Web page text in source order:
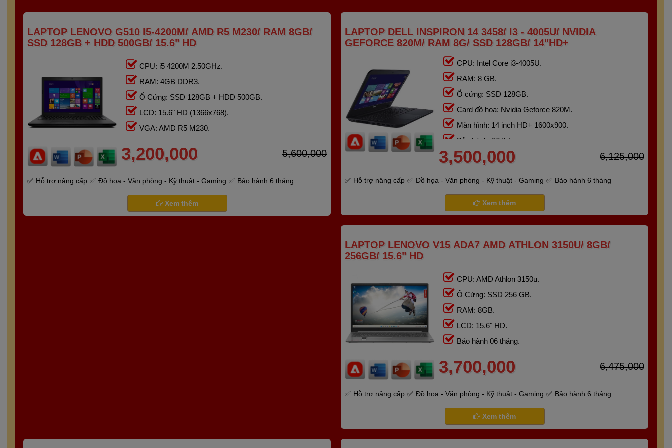
LAPTOP LENOVO G510 I5-4200M/ AMD R5 M230/ RAM 8GB/
SSD 128GB + HDD 500GB/ 15.6" HD
CPU: i5 4200M 2.50GHz.
RAM: 4GB DDR3.
Ổ Cứng: SSD 128GB + HDD 500GB.
LCD: 15.6" HD (1366x768).
VGA: AMD R5 M230.
3,200,000 5,600,000
Hỗ trợ nâng cấp Đồ họa - Văn phòng - Kỹ thuật - Gaming Bảo hành 6 tháng
Xem thêm
LAPTOP DELL INSPIRON 14 3458/ I3 - 4005U/ NVIDIA
GEFORCE 820M/ RAM 8G/ SSD 128GB/ 14"HD+
CPU: Intel Core i3-4005U.
RAM: 8 GB.
Ổ cứng: SSD 128GB.
Card đồ họa: Nvidia Geforce 820M.
Màn hình: 14 inch HD+ 1600x900.
Bảo hành: 06 tháng.
3,500,000 6,125,000
Hỗ trợ nâng cấp Đồ họa - Văn phòng - Kỹ thuật - Gaming Bảo hành 6 tháng
Xem thêm
LAPTOP LENOVO V15 ADA7 AMD ATHLON 3150U/ 8GB/
256GB/ 15.6" HD
CPU: AMD Athlon 3150u.
Ổ Cứng: SSD 256 GB.
RAM: 8GB.
LCD: 15.6" HD.
Bảo hành 06 tháng.
3,700,000 6,475,000
Hỗ trợ nâng cấp Đồ họa - Văn phòng - Kỹ thuật - Gaming Bảo hành 6 tháng
Xem thêm